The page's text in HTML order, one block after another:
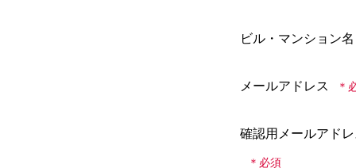
ビル・マンション名
メールアドレス
確認用メールアド